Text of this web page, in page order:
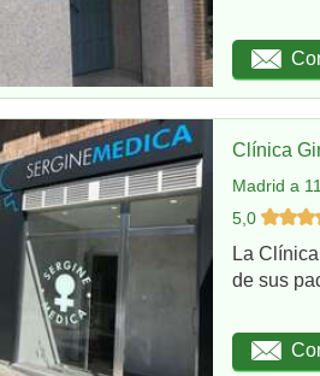
Clínica
Madrid a
5,0
La
de sus